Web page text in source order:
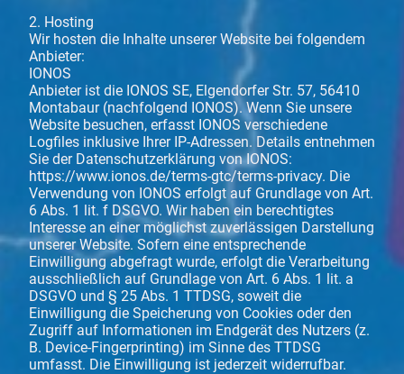
2. Hosting
Wir hosten die Inhalte unserer Website bei folgendem
Anbieter:
IONOS
Anbieter ist die IONOS SE, Elgendorfer Str. 57, 56410
Montabaur (nachfolgend IONOS). Wenn Sie unsere
Website besuchen, erfasst IONOS verschiedene
Logfiles inklusive Ihrer IP-Adressen. Details entnehmen
Sie der Datenschutzerklärung von IONOS:
https://www.ionos.de/terms-gtc/terms-privacy. Die
Verwendung von IONOS erfolgt auf Grundlage von Art.
6 Abs. 1 lit. f DSGVO. Wir haben ein berechtigtes
Interesse an einer möglichst zuverlässigen Darstellung
unserer Website. Sofern eine entsprechende
Einwilligung abgefragt wurde, erfolgt die Verarbeitung
ausschließlich auf Grundlage von Art. 6 Abs. 1 lit. a
DSGVO und § 25 Abs. 1 TTDSG, soweit die
Einwilligung die Speicherung von Cookies oder den
Zugriff auf Informationen im Endgerät des Nutzers (z.
B. Device-Fingerprinting) im Sinne des TTDSG
umfasst. Die Einwilligung ist jederzeit widerrufbar.